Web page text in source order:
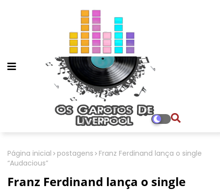
Página inicial postagens
Franz Ferdinand lança o single
“Audacious”
Franz Ferdinand lança o single